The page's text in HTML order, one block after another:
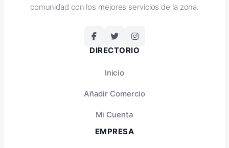
comunidad con los mejores servicios de la zona.
DIRECTORIO
Inicio
Añadir Comercio
Mi Cuenta
EMPRESA